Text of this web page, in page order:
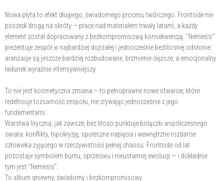
Nowa płyta to efekt długiego, świadomego procesu twórczego. Frontside nie
poszedł drogą na skróty — prace nad materiałem trwały latami, a każdy
element został dopracowany z bezkompromisową konsekwencją. "Nemesis"
prezentuje zespół w najbardziej dojrzałej i jednocześnie bezlitosnej odsłonie:
aranżacje są jeszcze bardziej rozbudowane, brzmienie cięższe, a emocjonalny
ładunek wyraźnie intensywniejszy.
To nie jest kosmetyczna zmiana — to pełnoprawne nowe otwarcie, które
redefiniuje tożsamość zespołu, nie zrywając jednocześnie z jego
fundamentami.
Warstwa liryczna, jak zawsze, bez litości punktuje bolączki współczesnego
świata: konflikty, hipokryzję, społeczne napięcia i wewnętrzne rozdarcie
człowieka żyjącego w rzeczywistości pełnej chaosu. Frontside od lat
pozostaje symbolem buntu, sprzeciwu i nieustannej ewolucji — i dokładnie
tym jest "Nemesis".
To album gniewny, świadomy i bezkompromisowy.